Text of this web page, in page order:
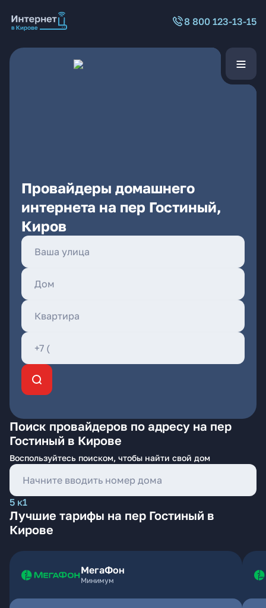
8 800 123-13-15
Провайдеры домашнего
интернета на пер Гостиный,
Киров
Поиск провайдеров по адресу на пер
Гостиный в Кирове
Воспользуйтесь поиском, чтобы найти свой дом
5 к1
Лучшие тарифы на пер Гостиный в
Кирове
МегаФон
Минимум